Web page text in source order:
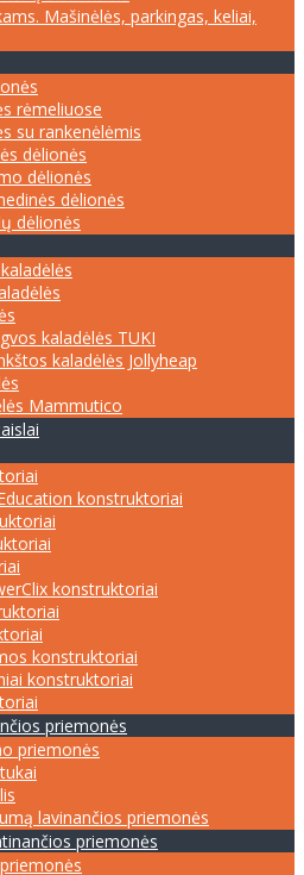
Mašinėlės, parkingas, keliai,
rėmeliuose
su rankenėlėmis
dėlionės
dėlionės
dėlionės
dėlionės
kaladėlės TUKI
kaladėlės Jollyheap
Mammutico
konstruktoriai
konstruktoriai
konstruktoriai
konstruktoriai
priemonės
priemonės
lavinančios priemonės
priemonės